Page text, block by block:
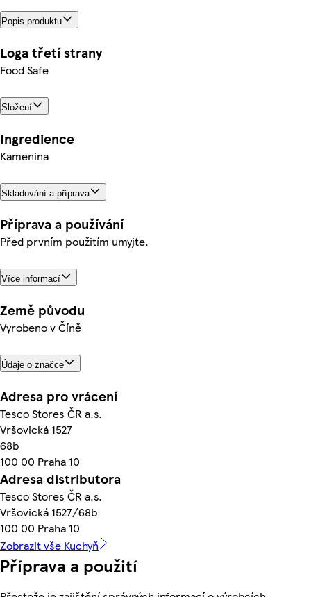
Popis produktu
Loga třetí strany
Food Safe
Složení
Ingredience
Kamenina
Skladování a příprava
Příprava a používání
Před prvním použitím umyjte.
Více informací
Země původu
Vyrobeno v Číně
Údaje o značce
Adresa pro vrácení
Tesco Stores ČR a.s.
Vršovická 1527
68b
100 00 Praha 10
Adresa distributora
Tesco Stores ČR a.s.
Vršovická 1527/68b
100 00 Praha 10
Zobrazit vše Kuchyň
Příprava a použití